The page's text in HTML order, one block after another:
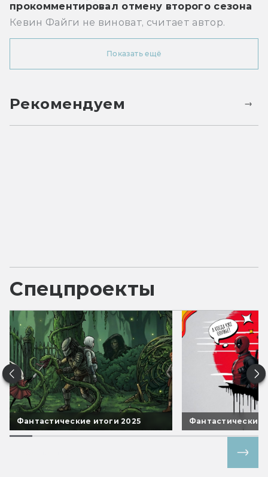
прокомментировал отмену второго сезона
Кевин Файги не виноват, считает автор.
Показать ещё
Рекомендуем
Спецпроекты
Фантастические итоги 2025 Фантастические